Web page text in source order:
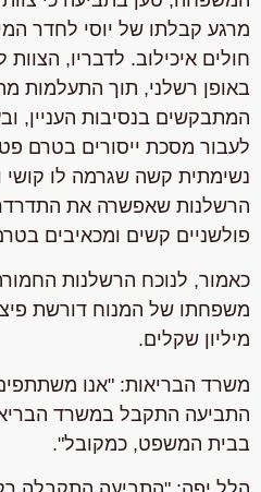
מרגע קבלתו של יוסי לחדר
חולים איכילוב. לדבריו,
באופן רשלני, תוך התעלמות
המתבקשים בנסיבות העניין,
לעבור מסכת ייסורים בטרם
נשימתית קשה שגרמה לו
הרשלנות שאפשרה את
פולשניים קשים ומכאיבים
כאמור, לנוכח הרשלנות
מיליון שקלים.
משרד הבריאות:"אנו
התביעה התקבל במשרד
בבית המשפט, כמקובל".